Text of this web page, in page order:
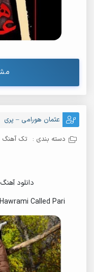
عثمان هورامی – پری
دسته بندی : تک آهنگ
دانلود
Called Pari